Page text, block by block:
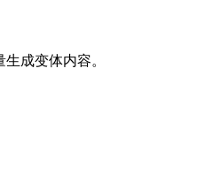
成变体内容。